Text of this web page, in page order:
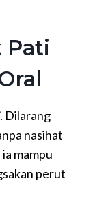
Pati
Dilarang
nasihat
mampu
perut